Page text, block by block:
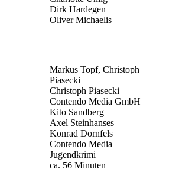
Dirk Hardegen
Oliver Michaelis
Markus Topf, Christoph
Piasecki
Christoph Piasecki
Contendo Media GmbH
Kito Sandberg
Axel Steinhanses
Konrad Dornfels
Contendo Media
Jugendkrimi
ca. 56 Minuten